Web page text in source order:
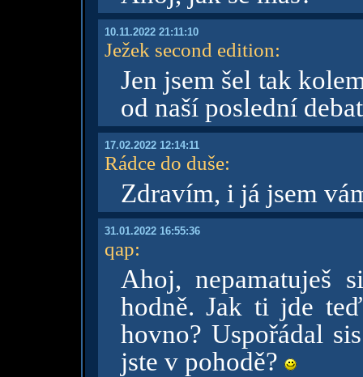
10.11.2022 21:11:10
Ježek second edition:
Jen jsem šel tak
od naší poslední
17.02.2022 12:14:11
Rádce do duše:
Zdravím, i já jsem
31.01.2022 16:55:36
qap:
Ahoj, nepamatuješ
hodně. Jak ti jde
hovno? Uspořádal
jste v pohodě?